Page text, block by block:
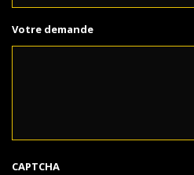
Votre demande
CAPTCHA